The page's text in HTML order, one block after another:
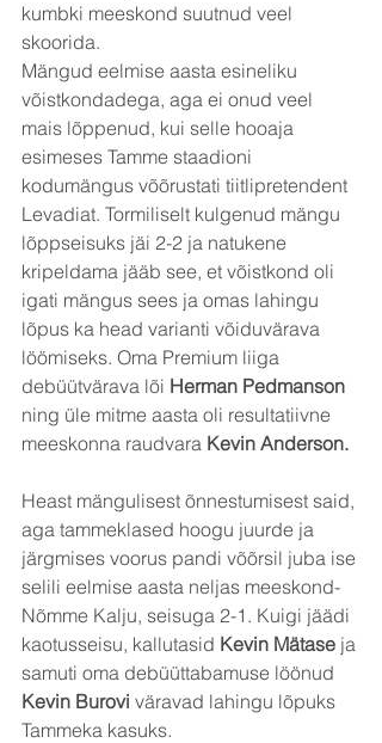
kumbki meeskond suutnud veel
skoorida.
Mängud eelmise aasta esineliku
võistkondadega, aga ei onud veel
mais lõppenud, kui selle hooaja
esimeses Tamme staadioni
kodumängus võõrustati tiitlipretendent
Levadiat. Tormiliselt kulgenud mängu
lõppseisuks jäi 2-2 ja natukene
kripeldama jääb see, et võistkond oli
igati mängus sees ja omas lahingu
lõpus ka head varianti võiduvärava
löömiseks. Oma Premium liiga
debüütvärava lõi Herman Pedmanson
ning üle mitme aasta oli resultatiivne
meeskonna raudvara Kevin Anderson.
Heast mängulisest õnnestumisest said,
aga tammeklased hoogu juurde ja
järgmises voorus pandi võõrsil juba ise
selili eelmise aasta neljas meeskond-
Nõmme Kalju, seisuga 2-1. Kuigi jäädi
kaotusseisu, kallutasid Kevin Mätase ja
samuti oma debüüttabamuse löönud
Kevin Burovi väravad lahingu lõpuks
Tammeka kasuks.